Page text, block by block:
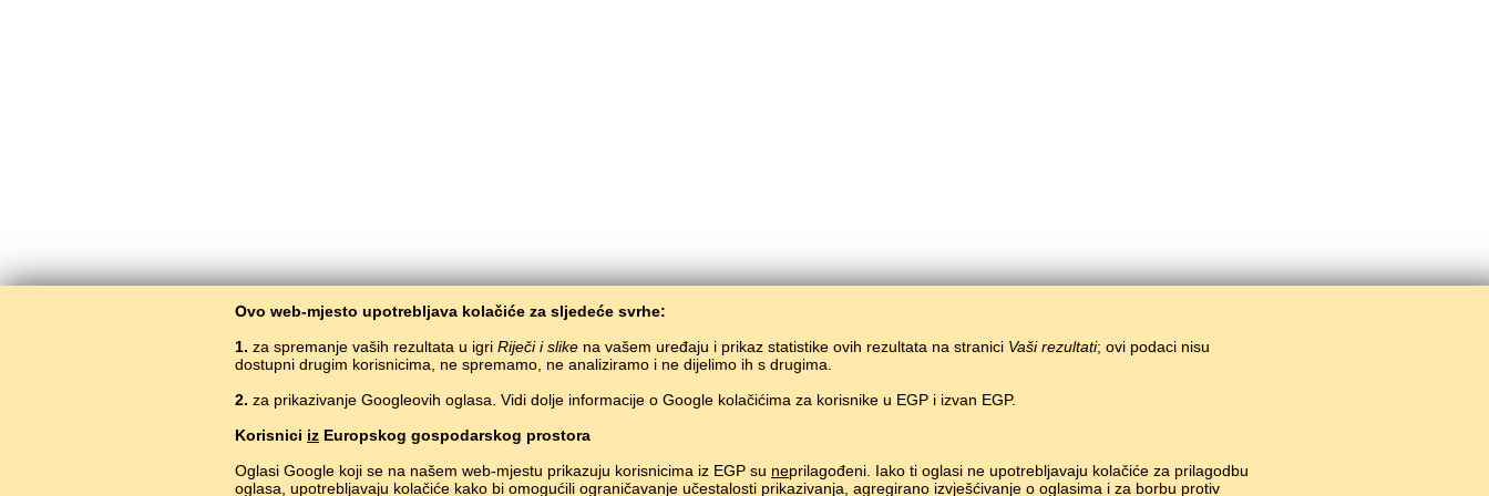
Ovo web-mjesto upotrebljava kolačiće za sljedeće svrhe:
1. za spremanje vaših rezultata u igri Riječi i slike na vašem uređaju i prikaz statistike ovih rezultata na stranici Vaši rezultati; ovi podaci nisu
dostupni drugim korisnicima, ne spremamo, ne analiziramo i ne dijelimo ih s drugima.
2. za prikazivanje Googleovih oglasa. Vidi dolje informacije o Google kolačićima za korisnike u EGP i izvan EGP.
Korisnici iz Europskog gospodarskog prostora
Oglasi Google koji se na našem web-mjestu prikazuju korisnicima iz EGP su neprilagođeni. Iako ti oglasi ne upotrebljavaju kolačiće za prilagodbu
oglasa, upotrebljavaju kolačiće kako bi omogućili ograničavanje učestalosti prikazivanja, agregirano izvješćivanje o oglasima i za borbu protiv
BaltoSlav / Riječi i slike/ Čečenski jezik u slikama
Copyright © 2015–2025 BALTOSLAV.